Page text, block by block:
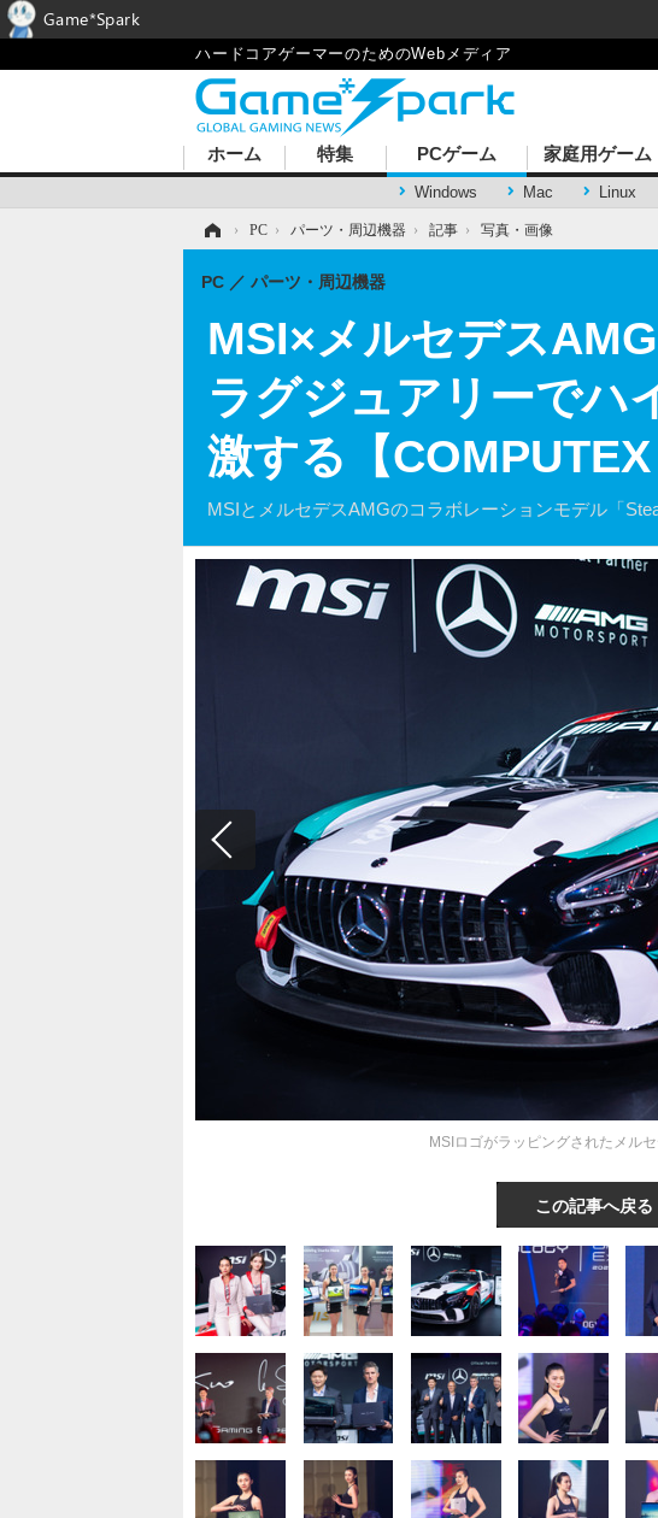
ハードコアゲーマーのためのWebメディア
ホーム 特集 PCゲーム
Windows Mac Linux
家庭用ゲーム
› PC › パーツ・周辺機器 › 記事 › 写真・画像
MSI×メルセデス
ラグジュアリーでハ
激する【
MSIとメルセデスAMGのコラボレーションモデル「
PC パーツ・周辺機器
MSIロゴがラッピングされたメル
この記事へ戻る
Game*Spark